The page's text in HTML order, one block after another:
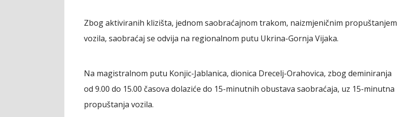
Zbog aktiviranih klizišta, jednom saobraćajnom trakom, naizmjeničnim propuštanjem
vozila, saobraćaj se odvija na regionalnom putu Ukrina-Gornja Vijaka.
Na magistralnom putu Konjic-Jablanica, dionica Drecelj-Orahovica, zbog deminiranja
od 9.00 do 15.00 časova dolaziće do 15-minutnih obustava saobraćaja, uz 15-minutna
propuštanja vozila.